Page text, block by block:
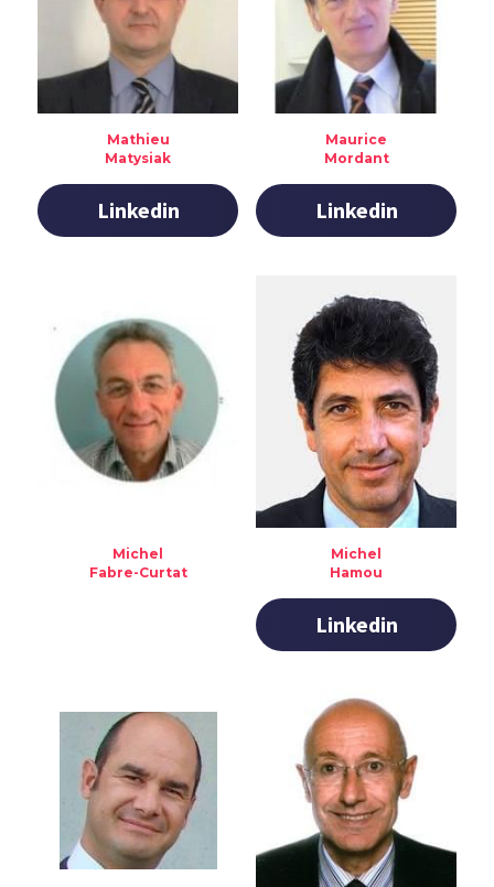
Mathieu
Matysiak
Linkedin
Maurice
Mordant
Linkedin
Michel
Fabre-Curtat
Michel
Hamou
Linkedin